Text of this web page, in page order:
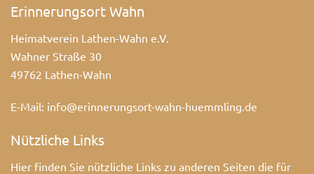
Erinnerungsort Wahn
Heimatverein Lathen-Wahn e.V.
Wahner Straße 30
49762 Lathen-Wahn
E-Mail: info@erinnerungsort-wahn-huemmling.de
Nützliche Links
Hier finden Sie nützliche Links zu anderen Seiten die für